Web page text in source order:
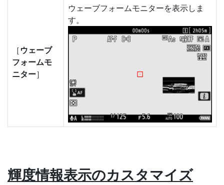
［ ウェーブ
フォームモ
ニター］
ウェーブフォームモニターを表示しま
す。
輝度情報表示のカスタマイズ